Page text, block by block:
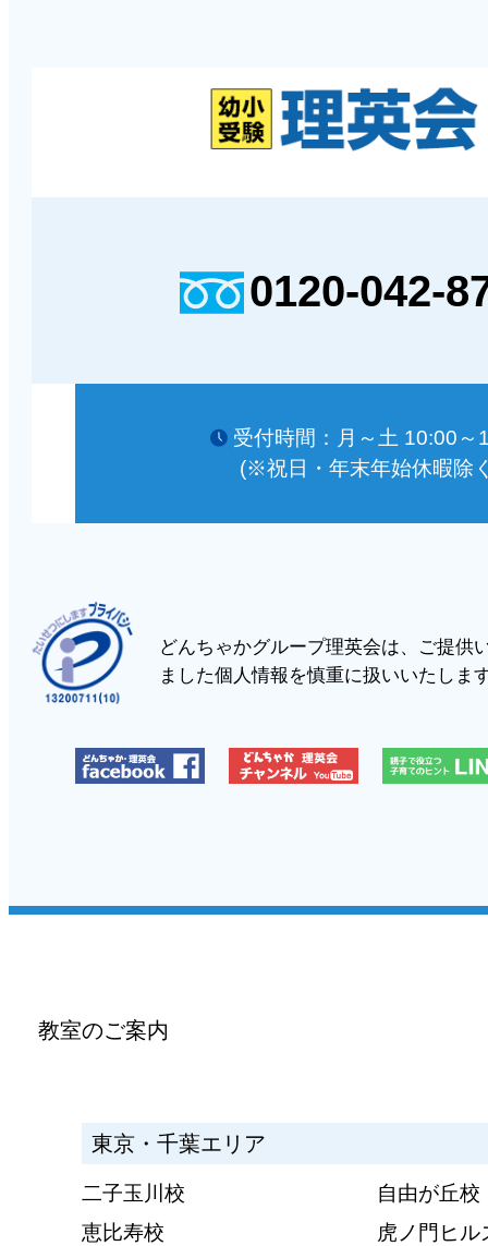
0120-042-
受付時間：月～土 10:00～
(※祝日・年末年始休暇除
どんちゃかグループ理英会は、ご提供
ました個人情報を慎重に扱いいたしま
教室のご案内
東京・千葉エリア
二子玉川校
自由が丘校
恵比寿校
虎ノ門ヒル